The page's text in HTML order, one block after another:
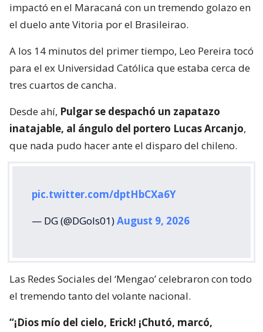
impactó en el Maracaná con un tremendo golazo en
el duelo ante Vitoria por el Brasileirao.
A los 14 minutos del primer tiempo, Leo Pereira tocó
para el ex Universidad Católica que estaba cerca de
tres cuartos de cancha.
Desde ahí, Pulgar se despachó un zapatazo
inatajable, al ángulo del portero Lucas Arcanjo,
que nada pudo hacer ante el disparo del chileno.
pic.twitter.com/dptHbCXa6Y
— DG (@DGols01)August 9, 2026
Las Redes Sociales del ‘Mengao’ celebraron con todo
el tremendo tanto del volante nacional.
“¡Dios mío del cielo, Erick! ¡Chutó, marcó,